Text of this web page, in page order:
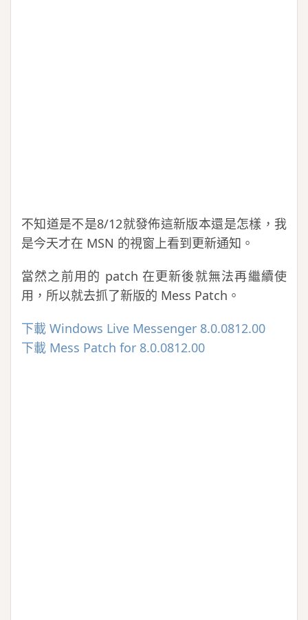
不知道是不是8/12就發佈這新版本還是怎樣，我
是今天才在 MSN 的視窗上看到更新通知。
當然之前用的 patch 在更新後就無法再繼續使
用，所以就去抓了新版的 Mess Patch。
下載 Windows Live Messenger 8.0.0812.00
下載 Mess Patch for 8.0.0812.00